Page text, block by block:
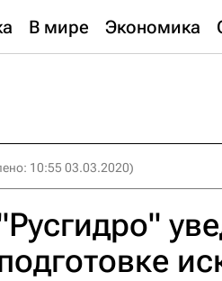
В мире Экономика
10:55 03.03.2020)